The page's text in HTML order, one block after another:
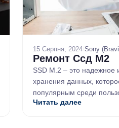
15 Серпня, 2024 /Sony
Ремонт Ссд М2
SSD M.2 ‒ это надежное
хранения данных,
популярным среди
ноутбуков. Однако, как и
Читать далее